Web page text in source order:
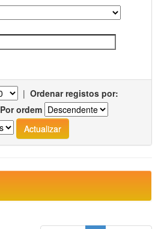
| Ordenar registos por:
Por ordem